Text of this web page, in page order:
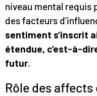
niveau mental requis
des facteurs
sentiment s’inscrit
étendue, c’est-à-
futur.
Rôle des